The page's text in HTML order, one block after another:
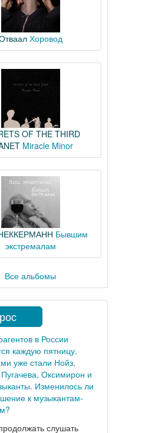
Хоровод
OF THE THIRD
Miracle Minor
Бывшим
экстремалам
Все альбомы
в России
каждую пятницу.
уже стали Нойз,
Оксимирон и
Изменилось ли
к музыкантам-
слушать